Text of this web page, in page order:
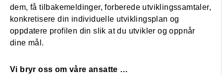
dem, få tilbakemeldinger, forberede utviklingssamtaler,
konkretisere din individuelle utviklingsplan og
oppdatere profilen din slik at du utvikler og oppnår
dine mål.
Vi bryr oss om våre ansatte …